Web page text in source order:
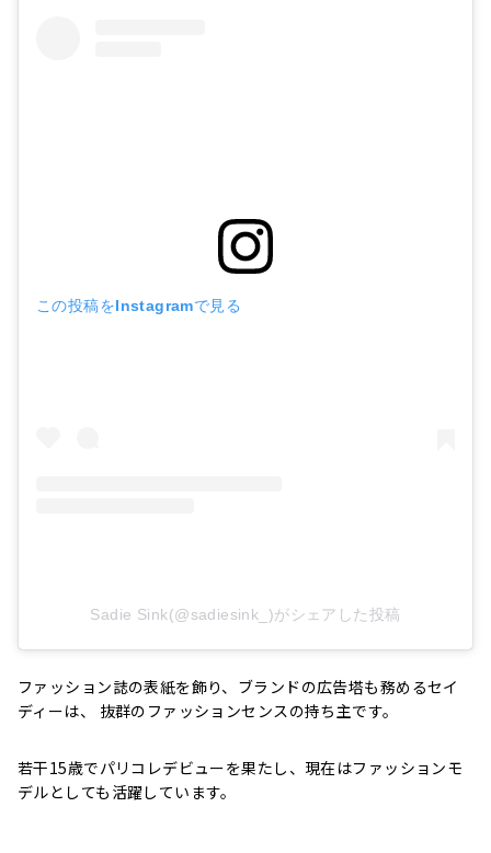
この投稿をInstagramで見る
Sadie Sink(@sadiesink_)がシェアした投稿
ファッション誌の表紙を飾り、ブランドの広告塔も務めるセイ
ディーは、 抜群のファッションセンスの持ち主です。
若干15歳でパリコレデビューを果たし、現在はファッションモ
デルとしても活躍しています。